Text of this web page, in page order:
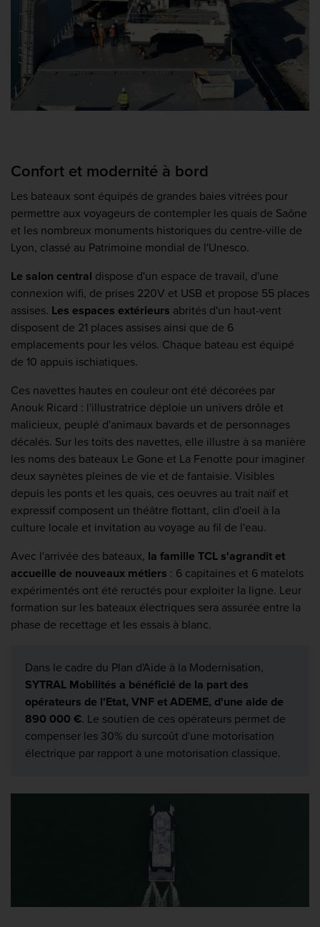
Confort et modernité à bord
Les bateaux sont équipés de grandes baies vitrées pour
permettre aux voyageurs de contempler les quais de Saône
et les nombreux monuments historiques du centre-ville de
Lyon, classé au Patrimoine mondial de l'Unesco.
Le salon central dispose d'un espace de travail, d'une
connexion wifi, de prises 220V et USB et propose 55 places
assises. Les espaces extérieurs abrités d'un haut-vent
disposent de 21 places assises ainsi que de 6
emplacements pour les vélos. Chaque bateau est équipé
de 10 appuis ischiatiques.
Ces navettes hautes en couleur ont été décorées par
Anouk Ricard : l'illustratrice déploie un univers drôle et
malicieux, peuplé d'animaux bavards et de personnages
décalés. Sur les toits des navettes, elle illustre à sa manière
les noms des bateaux Le Gone et La Fenotte pour imaginer
deux saynètes pleines de vie et de fantaisie. Visibles
depuis les ponts et les quais, ces oeuvres au trait naïf et
expressif composent un théâtre flottant, clin d'oeil à la
culture locale et invitation au voyage au fil de l'eau.
Avec l'arrivée des bateaux, la famille TCL s'agrandit et
accueille de nouveaux métiers : 6 capitaines et 6 matelots
expérimentés ont été reructés pour exploiter la ligne. Leur
formation sur les bateaux électriques sera assurée entre la
phase de recettage et les essais à blanc.
Dans le cadre du Plan d'Aide à la Modernisation,
SYTRAL Mobilités a bénéficié de la part des
opérateurs de l'Etat, VNF et ADEME, d'une aide de
890 000 €. Le soutien de ces opérateurs permet de
compenser les 30% du surcoût d'une motorisation
électrique par rapport à une motorisation classique.